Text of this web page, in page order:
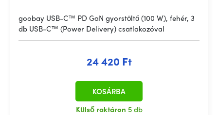
goobay USB-C™ PD GaN gyorstöltő (100 W), fehér, 3
db USB-C™ (Power Delivery) csatlakozóval
24 420 Ft
Külső raktáron 5 db
KOSÁRBA